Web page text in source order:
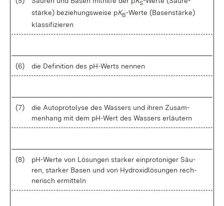
S
stär­ke) be­zie­hungs­wei­se pKB-Wer­te (Ba­sen­stär­ke)
klas­si­fi­zie­ren
(6) die De­fi­ni­ti­on des pH-Werts nen­nen
(7)
die Au­to­pro­to­ly­se des Was­sers und ih­ren Zu­sam­
men­hang mit dem pH-Wert des Was­sers er­läu­tern
(8)
pH-Wer­te von Lö­sun­gen star­ker ein­pro­to­ni­ger Säu­
ren, star­ker Ba­sen und von Hy­droxid­lö­sun­gen rech­
ne­risch er­mit­teln